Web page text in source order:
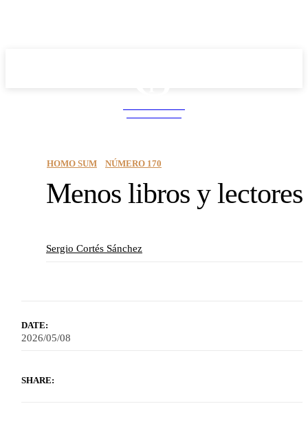
DATE:
2026/05/08
SHARE:
HOMO SUM NÚMERO 170
Menos libros y lectores
Sergio Cortés Sánchez